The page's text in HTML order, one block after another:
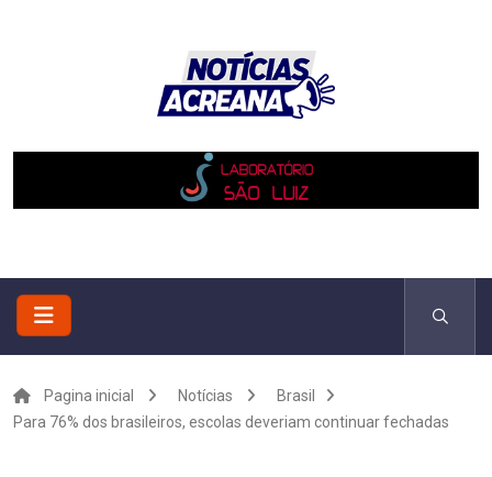
Pagina inicial Notícias
Brasil
Para 76% dos brasileiros, escolas deveriam continuar fechadas